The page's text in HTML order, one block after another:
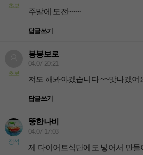
초보
주말에 도전~~~
답글쓰기
초보
봉봉보로
04.07 20:21
저도 해봐야겠습니다 ~~맛나겠어
답글쓰기
정석
뚱한나비
04.07 17:03
제 다이어트식단에도 넣어서 만들